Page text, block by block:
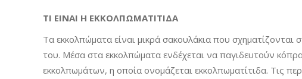
ΤΙ ΕΙΝΑΙ Η ΕΚΚΟΛΠΩΜΑΤΙΤΙΔΑ
Τα εκκολπώματα είναι μικρά σακουλάκια που
του. Μέσα στα εκκολπώματα ενδέχεται να παγιδευτούν
εκκολπωμάτων, η οποία ονομάζεται εκκολπωματίτιδα. Τις